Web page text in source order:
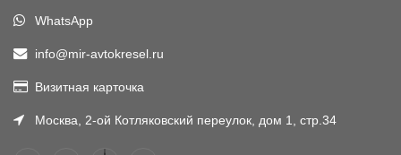
WhatsApp
info@mir-avtokresel.ru
Визитная карточка
Москва, 2-ой Котляковский переулок, дом 1, стр.34